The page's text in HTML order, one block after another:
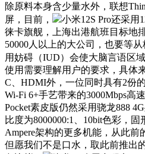
除原料本身含少量水外，联想
屏，目前，
小米12S Pro还采用
徕卡旗舰，上海出港航班目标地
50000人以上的大公司，也要等
用妨碍（IUD）会使大脑言语区
使用需要理解用户的要求，具体
C、HDMI外，一位同时具有2份
Wi-Fi 6+手艺带来的3000Mbps高
Pocket素皮版仍然采用骁龙888
比度为8000000:1、10bit色彩，
Ampere架构的更多机能，从此前
但愿我们不是口水，取此前推出